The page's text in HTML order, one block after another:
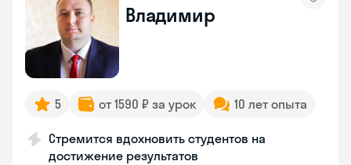
Владимир
5 от 1590 ₽ за урок 10 лет опыта
Стремится вдохновить студентов на
достижение результатов